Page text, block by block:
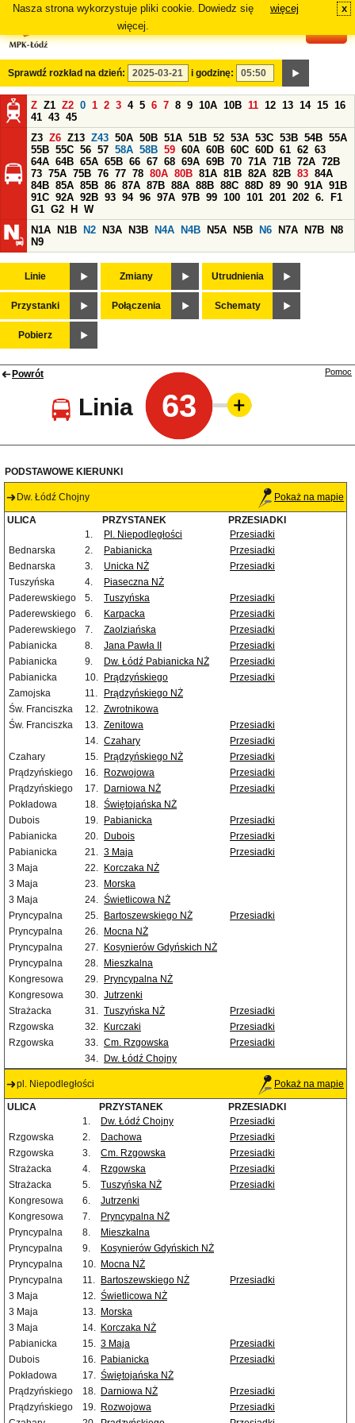
Nasza strona wykorzystuje pliki cookie. Dowiedz się
więcej.
więcej x
Sprawdź rozkład na dzień: i godzinę:
Z Z1 Z2 0 1 2 3 4 5 6 7 8 9 10A 10B 11 12 13 14 15 16
41 43 45
Z3 Z6 Z13 Z43 50A 50B 51A 51B 52 53A 53C 53B 54B 55A
55B 55C 56 57 58A 58B 59 60A 60B 60C 60D 61 62 63
64A 64B 65A 65B 66 67 68 69A 69B 70 71A 71B 72A 72B
73 75A 75B 76 77 78 80A 80B 81A 81B 82A 82B 83 84A
84B 85A 85B 86 87A 87B 88A 88B 88C 88D 89 90 91A 91B
91C 92A 92B 93 94 96 97A 97B 99 100 101 201 202 6.
F1
G1 G2 H
W
N1A
N1B N2 N3A N3B N4A N4B N5A N5B N6 N7A N7B
N8
N9
Linie Zmiany Utrudnienia
Przystanki Połączenia Schematy
Pobierz
Powrót
Linia 63
Pomoc
PODSTAWOWE KIERUNKI
Dw. Łódź Chojny Pokaż na mapie
ULICA PRZYSTANEK
PRZESIADKI
1.
Pl. Niepodległości
Przesiadki
Bednarska
2. Pabianicka
Przesiadki
Bednarska
3. Unicka NŻ
Przesiadki
Tuszyńska
4.
Piaseczna NŻ
Paderewskiego
5. Tuszyńska
Przesiadki
Paderewskiego
6. Karpacka
Przesiadki
Paderewskiego
7. Zaolziańska
Przesiadki
Pabianicka
8. Jana Pawła II
Przesiadki
Pabianicka
9. Dw. Łódź Pabianicka NŻ
Przesiadki
Pabianicka
10. Prądzyńskiego
Przesiadki
Zamojska
11.
Prądzyńskiego NŻ
Św. Franciszka
12. Zwrotnikowa
Św. Franciszka
13. Zenitowa
Przesiadki
14. Czahary
Przesiadki
Czahary
15. Prądzyńskiego NŻ
Przesiadki
Prądzyńskiego
16. Rozwojowa
Przesiadki
Prądzyńskiego
17. Darniowa NŻ
Przesiadki
Pokładowa
18. Świętojańska NŻ
Dubois
19. Pabianicka
Przesiadki
Pabianicka
20. Dubois
Przesiadki
Pabianicka
21. 3 Maja
Przesiadki
3 Maja
22.
Korczaka NŻ
3 Maja
23.
Morska
3 Maja
24. Świetlicowa NŻ
Pryncypalna
25. Bartoszewskiego NŻ
Przesiadki
Pryncypalna
26.
Mocna NŻ
Pryncypalna
27.
Kosynierów Gdyńskich NŻ
Pryncypalna
28.
Mieszkalna
Kongresowa
29.
Pryncypalna NŻ
Kongresowa
30. Jutrzenki
Strażacka
31. Tuszyńska NŻ
Przesiadki
Rzgowska
32. Kurczaki
Przesiadki
Rzgowska
33. Cm. Rzgowska
Przesiadki
34.
Dw. Łódź Chojny
pl. Niepodległości Pokaż na mapie
ULICA PRZYSTANEK
PRZESIADKI
1.
Dw. Łódź Chojny
Przesiadki
Rzgowska
2. Dachowa
Przesiadki
Rzgowska
3. Cm. Rzgowska
Przesiadki
Strażacka
4. Rzgowska
Przesiadki
Strażacka
5. Tuszyńska NŻ
Przesiadki
Kongresowa
6.
Jutrzenki
Kongresowa
7.
Pryncypalna NŻ
Pryncypalna
8.
Mieszkalna
Pryncypalna
9.
Kosynierów Gdyńskich NŻ
Pryncypalna
10. Mocna NŻ
Pryncypalna
11. Bartoszewskiego NŻ
Przesiadki
3 Maja
12. Świetlicowa NŻ
3 Maja
13. Morska
3 Maja
14. Korczaka NŻ
Pabianicka
15. 3 Maja
Przesiadki
Dubois
16. Pabianicka
Przesiadki
Pokładowa
17. Świętojańska NŻ
Prądzyńskiego
18. Darniowa NŻ
Przesiadki
Prądzyńskiego
19. Rozwojowa
Przesiadki